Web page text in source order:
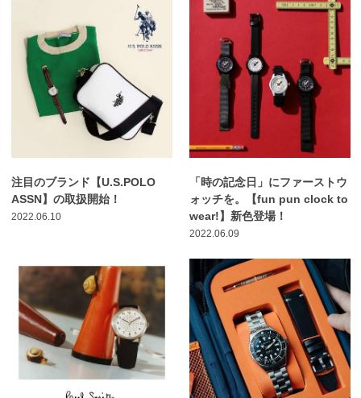
注目のブランド【U.S.POLO
ASSN】の取扱開始！
2022.06.10
「時の記念日」にファーストウ
ォッチを。【fun pun clock to
wear!】新色登場！
2022.06.09